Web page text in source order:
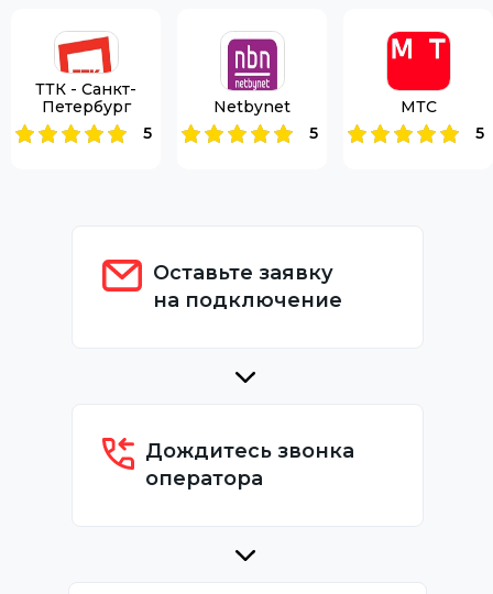
ТТК - Санкт-
Петербург
5
Netbynet
5
МТС
5
Оставьте заявку
на подключение
Дождитесь звонка
оператора